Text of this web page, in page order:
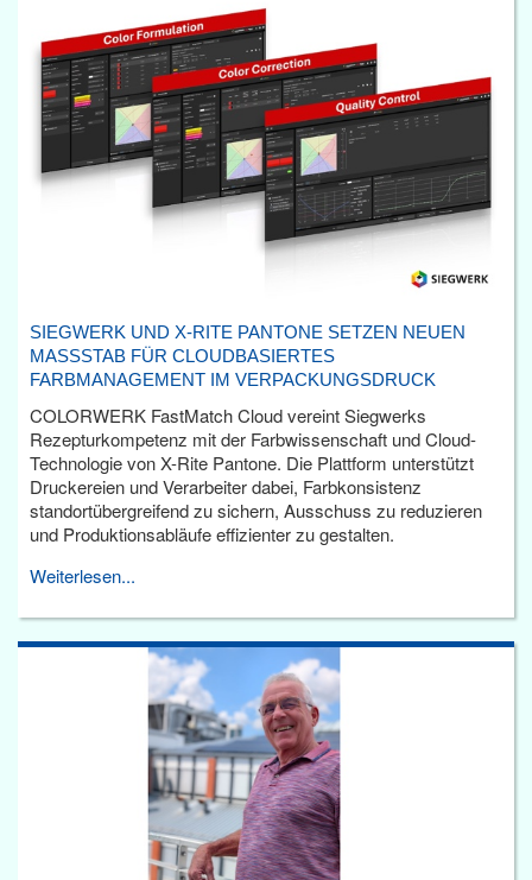
SIEGWERK UND X-RITE PANTONE SETZEN NEUEN
MASSSTAB FÜR CLOUDBASIERTES F
ARBMANAGEMENT IM VERPACKUNGSDRUCK
COLORWERK FastMatch Cloud vereint Siegwerks
Rezepturkompetenz mit der Farbwissenschaft und Cloud-
Technologie von X-Rite Pantone. Die Plattform unterstützt
Druckereien und Verarbeiter dabei, Farbkonsistenz
standortübergreifend zu sichern, Ausschuss zu reduzieren
und Produktionsabläufe effizienter zu gestalten.
Weiterlesen...